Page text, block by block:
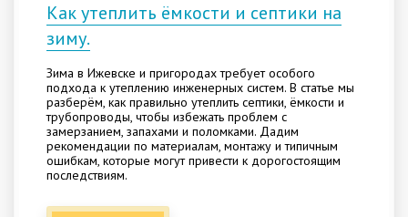
Как утеплить ёмкости и септики на
зиму.
Зима в Ижевске и пригородах требует особого
подхода к утеплению инженерных систем. В статье мы
разберём, как правильно утеплить септики, ёмкости и
трубопроводы, чтобы избежать проблем с
замерзанием, запахами и поломками. Дадим
рекомендации по материалам, монтажу и типичным
ошибкам, которые могут привести к дорогостоящим
последствиям.